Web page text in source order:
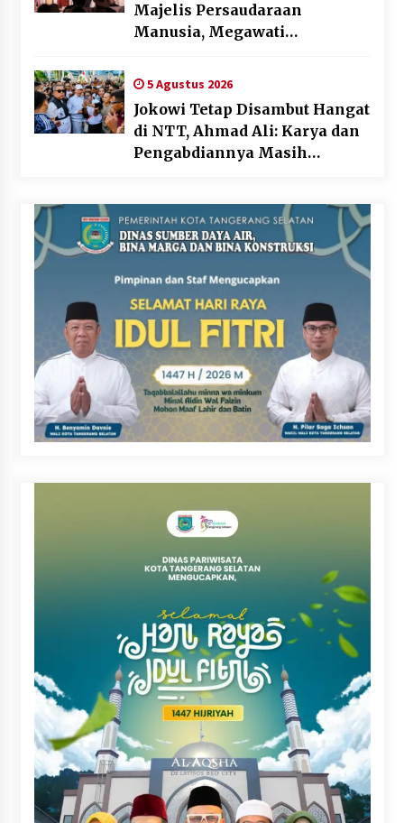
Majelis Persaudaraan
Manusia, Megawati
Kepemimpinan Perempuan
Bukan Dominasi, Tapi
Merawat Dan Merangkul
5 Agustus 2026
Jokowi Tetap Disambut Hangat
di NTT, Ahmad Ali: Karya dan
Pengabdiannya Masih